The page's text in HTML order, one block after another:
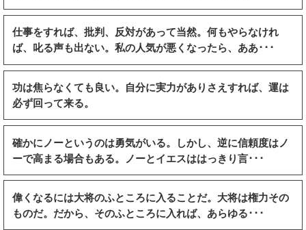
仕事をすれば、批判、反対があって当然。何もやらなけれ
ば、叱る声も出ない。私の人気が悪くなったら、ああ･･･
功は焦らなくても良い。自分に実力がありさえすれば、運は
必ず回って来る。
確かにノーというのは勇気がいる。しかし、逆に信頼度はノ
ーで高まる場合もある。ノーとイエスははっきり言･･･
偉くなるには大将のふところに入ることだ。大将は権力その
ものだ。だから、そのふところに入れば、あらゆる･･･